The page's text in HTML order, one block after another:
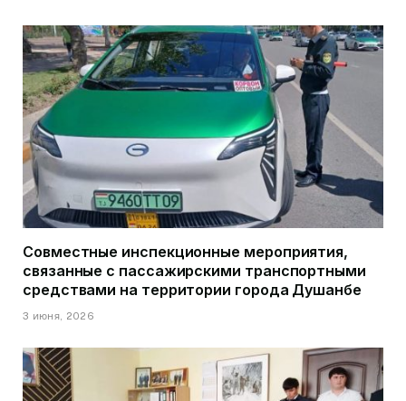
Совместные инспекционные мероприятия,
связанные с пассажирскими транспортными
средствами на территории города Душанбе
3 июня, 2026